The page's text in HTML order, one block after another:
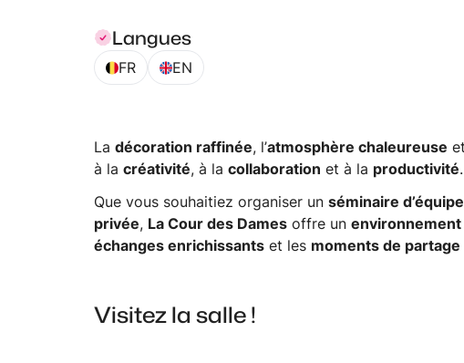
Langues
FR EN
Ladécoration raffinée, l’atmosphère chaleureuse
à lacréativité, à lacollaboration et à la productivité.
Que vous souhaitiez organiser unséminaire d’équipe
privée, La Cour des Dames offre un
échanges enrichissants et les moments de
Visitez la salle!